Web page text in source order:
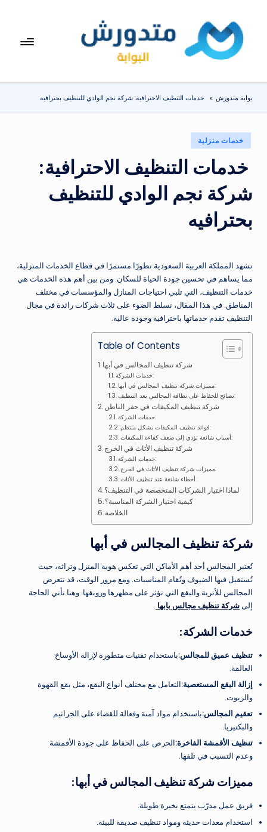
المحتوىبوا
مت
دو
ر
ش
تعرف
المنزلية
يومياً
بوابة متدورش » خدمات التنظيف الاحترافية: شركة نجم الوادي للتنظيف بحترافيه
في
خدمات منزلية
خدمات التنظيف الاحترافية:
شركة نجم الوادي للتنظيف
بحترافيه
تشهد المملكة العربية السعودية تطورًا مستمرًا في قطاع الخدمات المنزلية،
مما يساهم في تحسين جودة الحياة للسكان. ومن بين أهم هذه الخدمات هي
خدمات التنظيف، التي تلبي احتياجات المنازل والمؤسسات في مختلف
المناطق. في هذا المقال، نسلط الضوء على ثلاث شركات رائدة في مجال
التنظيف تقدم خدماتها باحترافية وجودة عالية.
Table of Contents
شركة تنظيف المجالس في أبها
خدمات الشركة:
مميزات شركة تنظيف المجالس في أبها:
نصائح للحفاظ على نظافة المجالس بعد التنظيف:
شركة تنظيف المكيفات في حفر الباطن
خدمات الشركة:
فوائد تنظيف المكيفات بشكل منتظم:
أسباب شائعة تؤدي إلى ضعف كفاءة المكيفات:
شركة تنظيف الأثاث في الخرج
خدمات الشركة:
مميزات شركة تنظيف الأثاث في الخرج:
أخطاء شائعة عند تنظيف الأثاث:
لماذا اختيار الشركات المتخصصة في التنظيف؟
كيفية اختيار الشركة المناسبة؟
الخلاصة
شركة تنظيف المجالس في أبها
تُعتبر المجالس أحد أهم الأماكن التي تعكس هوية المنزل وتراثه، حيث
تُستقبل فيها الضيوف وتُقام المناسبات. ومع مرور الوقت، قد تتعرض
المجالس للأتربة والبقع التي تؤثر على مظهرها ورونقها. وهنا تأتي الحاجة
إلىشركة تنظيف مجالس بابها .
خدمات الشركة:
تنظيف عميق للمجالس:باستخدام تقنيات متطورة لإزالة الأوساخ
العالقة.
إزالة البقع المستعصية:التعامل مع مختلف أنواع البقع، مثل بقع القهوة
والزيوت.
تعقيم المجالس:باستخدام مواد آمنة وفعالة للقضاء على الجراثيم
والبكتيريا.
تنظيف الأقمشة الفاخرة:الحرص على الحفاظ على جودة الأقمشة
وعدم التسبب في تلفها.
مميزات شركة تنظيف المجالس في أبها:
فريق عمل مدرّب يتمتع بخبرة طويلة.
استخدام معدات حديثة ومواد تنظيف صديقة للبيئة.